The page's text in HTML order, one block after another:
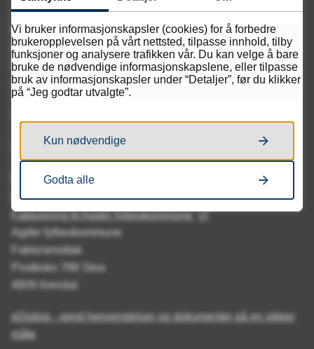
Postadresse
Kvadraturen videregående skole
Postboks 788 Stoa
4809 Arendal
Organisasjonsnummer: 921 707 134
Fakturaadresse:
EHF: 921 707 134
Fakturering til Agder fylkeskommune
Agder fylkeskommune
Fakturamottak
Postboks 788 Stoa
4809 Arendal
eDialog - send henvendelser og dokumenter på en sikker
måte
Vi bruker informasjonskapsler (cookies) for å forbedre
brukeropplevelsen på vårt nettsted, tilpasse innhold, tilby
funksjoner og analysere trafikken vår. Du kan velge å bare
bruke de nødvendige informasjonskapslene, eller tilpasse
bruk av informasjonskapsler under “Detaljer”, før du klikker
på “Jeg godtar utvalgte”.
Kun nødvendige
Godta alle